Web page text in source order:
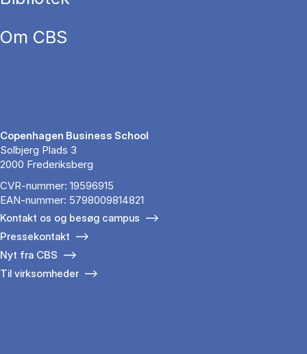
Om CBS
Copenhagen Business School
Solbjerg Plads 3
2000 Frederiksberg
CVR-nummer: 19596915
EAN-nummer: 5798009814821
Kontakt os og besøg campus
Pressekontakt
Nyt fra CBS
Til virksomheder